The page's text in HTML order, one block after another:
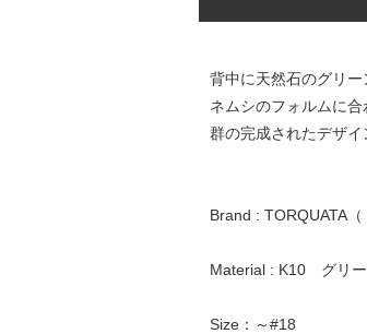
背中に天然石のグリ
ネムシのフォルムに
群の完成されたデザイ
Brand : TORQUATA（
Material : K10 グリー
Size：～#18